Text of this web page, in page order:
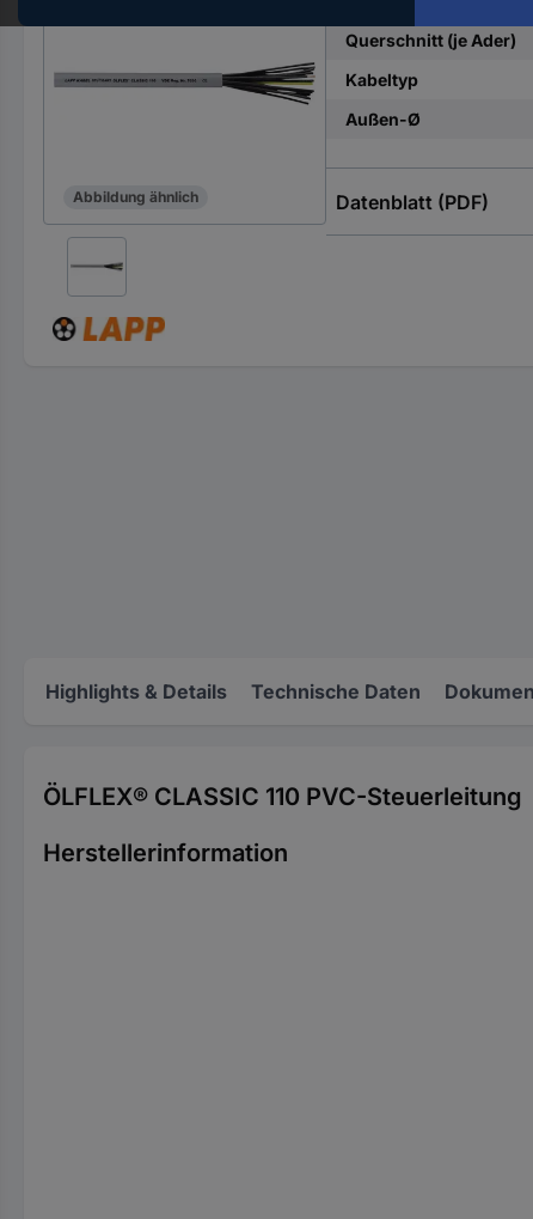
ein
Abbildung ähnlich
Querschnitt (je Ader)
Kabeltyp
Außen-Ø
Datenblatt (PDF)
Highlights & Details Technische Daten
ÖLFLEX® CLASSIC 110 PVC-Steuerleitung
Herstellerinformation